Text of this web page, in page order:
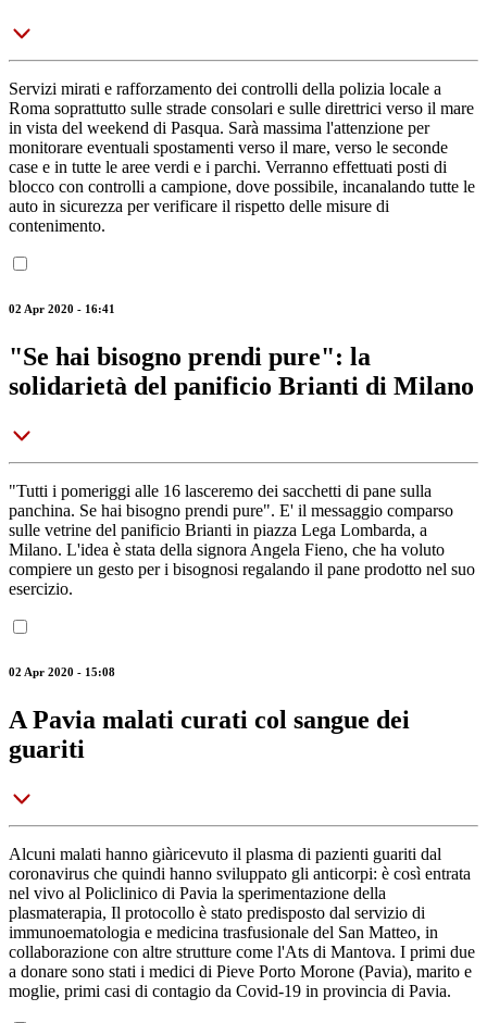
Servizi mirati e rafforzamento dei controlli della polizia locale a
Roma soprattutto sulle strade consolari e sulle direttrici verso il mare
in vista del weekend di Pasqua. Sarà massima l'attenzione per
monitorare eventuali spostamenti verso il mare, verso le seconde
case e in tutte le aree verdi e i parchi. Verranno effettuati posti di
blocco con controlli a campione, dove possibile, incanalando tutte le
auto in sicurezza per verificare il rispetto delle misure di
contenimento.
02 Apr 2020 - 16:41
"Se hai bisogno prendi pure": la
solidarietà del panificio Brianti di Milano
"Tutti i pomeriggi alle 16 lasceremo dei sacchetti di pane sulla
panchina. Se hai bisogno prendi pure". E' il messaggio comparso
sulle vetrine del panificio Brianti in piazza Lega Lombarda, a
Milano. L'idea è stata della signora Angela Fieno, che ha voluto
compiere un gesto per i bisognosi regalando il pane prodotto nel suo
esercizio.
02 Apr 2020 - 15:08
A Pavia malati curati col sangue dei
guariti
Alcuni malati hanno giàricevuto il plasma di pazienti guariti dal
coronavirus che quindi hanno sviluppato gli anticorpi: è così entrata
nel vivo al Policlinico di Pavia la sperimentazione della
plasmaterapia, Il protocollo è stato predisposto dal servizio di
immunoematologia e medicina trasfusionale del San Matteo, in
collaborazione con altre strutture come l'Ats di Mantova. I primi due
a donare sono stati i medici di Pieve Porto Morone (Pavia), marito e
moglie, primi casi di contagio da Covid-19 in provincia di Pavia.